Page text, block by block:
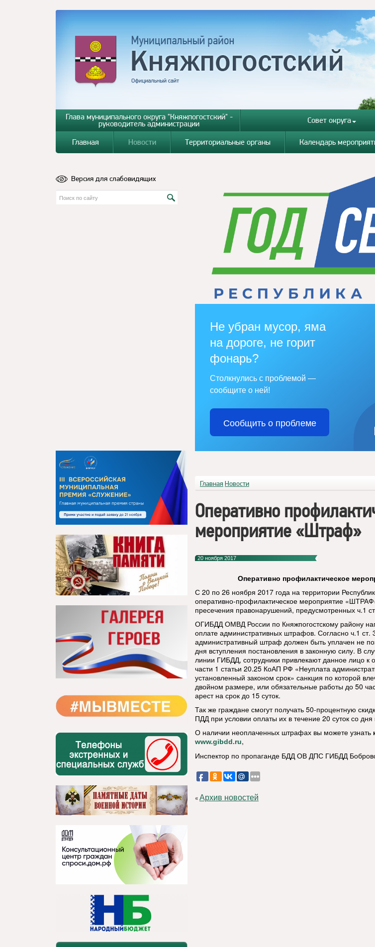
Глава муниципального округа "Княжпогостский" -
руководитель администрации Совет округа
Главная Новости Территориальные органы Календарь
Версия для слабовидящих
Не убран мусор, яма
на дороге, не горит
фонарь?
Столкнулись с проблемой —
сообщите о ней!
Сообщить о проблеме
Главная Новости
Оперативно
мероприятие «Штраф»
20 ноября 2017
Оперативно профилактическое
С 20 по 26 ноября 2017 года на территории
оперативно-профилактическое мероприятие
пресечения правонарушений, предусмотренных ч.1
ОГИБДД ОМВД России по Княжпогостскому району
оплате административных штрафов. Согласно ч.1
административный штраф должен быть уплачен не
дня вступления постановления в законную силу. В
линии ГИБДД, сотрудники привлекают данное лицо к
части 1 статьи 20.25 КоАП РФ «Неуплата
установленный законом срок» санкция по которой
двойном размере, или обязательные работы до 50
арест на срок до 15 суток.
Так же граждане смогут получать 50-процентную
ПДД при условии оплаты их в течение 20 суток со
О наличии неоплаченных штрафах вы можете узнать
www.gibdd.ru,
Инспектор по пропаганде БДД ОВ ДПС ГИБДД
«Архив новостей